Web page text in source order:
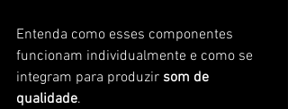
Entenda como esses componentes
funcionam individualmente e como se
integram para produzir som de
qualidade.